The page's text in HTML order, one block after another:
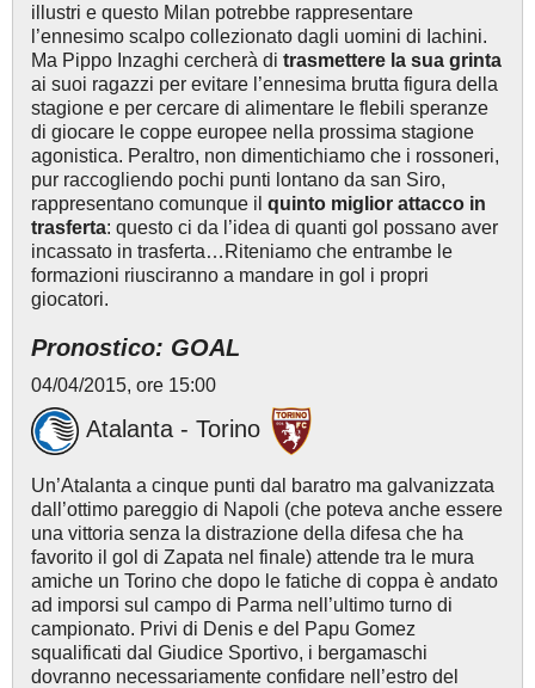
illustri e questo Milan potrebbe rappresentare
l’ennesimo scalpo collezionato dagli uomini di Iachini.
Ma Pippo Inzaghi cercherà di trasmettere la sua grinta
ai suoi ragazzi per evitare l’ennesima brutta figura della
stagione e per cercare di alimentare le flebili speranze
di giocare le coppe europee nella prossima stagione
agonistica. Peraltro, non dimentichiamo che i rossoneri,
pur raccogliendo pochi punti lontano da san Siro,
rappresentano comunque il quinto miglior attacco in
trasferta: questo ci da l’idea di quanti gol possano aver
incassato in trasferta…Riteniamo che entrambe le
formazioni riusciranno a mandare in gol i propri
giocatori.
Pronostico: GOAL
04/04/2015, ore 15:00
Atalanta - Torino
Un’Atalanta a cinque punti dal baratro ma galvanizzata
dall’ottimo pareggio di Napoli (che poteva anche essere
una vittoria senza la distrazione della difesa che ha
favorito il gol di Zapata nel finale) attende tra le mura
amiche un Torino che dopo le fatiche di coppa è andato
ad imporsi sul campo di Parma nell’ultimo turno di
campionato. Privi di Denis e del Papu Gomez
squalificati dal Giudice Sportivo, i bergamaschi
dovranno necessariamente confidare nell’estro del